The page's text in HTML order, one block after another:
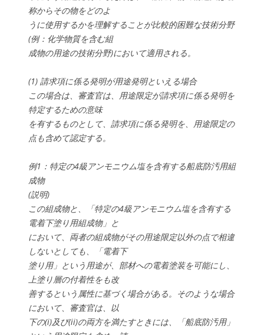
称からその物をどのよ
うに使用するかを理解することが比較的困難な技術分野
(例：化学物質を含む組
成物の用途の技術分野)において適用される。
(1) 請求項に係る発明が用途発明といえる場合
この場合は、審査官は、用途限定が請求項に係る発明を
特定するための意味
を有するものとして、請求項に係る発明を、用途限定の
点も含めて認定する。
例1：特定の4級アンモニウム塩を含有する船底防汚用組
成物
(説明)
この組成物と、「特定の4級アンモニウム塩を含有する
電着下塗り用組成物」と
において、両者の組成物がその用途限定以外の点で相違
しないとしても、「電着下
塗り用」という用途が、部材への電着塗装を可能にし、
上塗り層の付着性をも改
善するという属性に基づく場合がある。そのような場合
において、審査官は、以
下の(i)及び(ii)の両方を満たすときには、「船底防汚用」